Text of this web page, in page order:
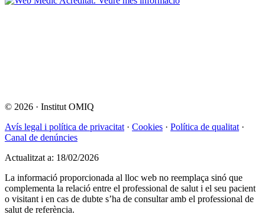
© 2026 · Institut OMIQ
Avís legal i política de privacitat · Cookies · Política de qualitat ·
Canal de denúncies
Actualitzat a: 18/02/2026
La informació proporcionada al lloc web no reemplaça sinó que
complementa la relació entre el professional de salut i el seu pacient
o visitant i en cas de dubte s’ha de consultar amb el professional de
salut de referència.